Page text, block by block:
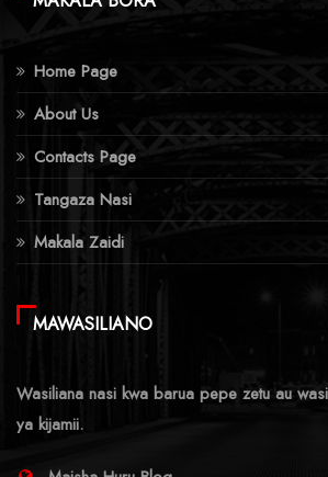
Home Page
About Us
Contacts Page
Tangaza Nasi
Makala Zaidi
MAWASILIANO
Wasiliana nasi kwa barua pepe zetu au
ya kijamii.